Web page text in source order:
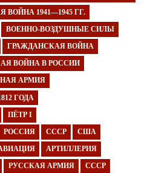
1941—1945 ГГ.
ВОЕННО-ВОЗДУШНЫЕ СИЛЫ
ГРАЖДАНСКАЯ ВОЙНА
ВОЙНА В РОССИИ
АРМИЯ
ГОДА
ПЁТР I
РОССИЯ СССР США
АРТИЛЛЕРИЯ
РУССКАЯ АРМИЯ СССР